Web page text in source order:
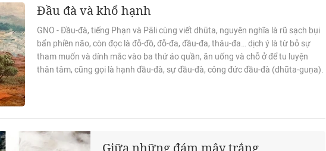
Đầu đà và khổ hạnh
GNO - Đầu-đà, tiếng Phạn và Pāli cùng viết dhūta, nguyên nghĩa là rũ sạch bụi
bẩn phiền não, còn đọc là đỗ-đồ, đỗ-đa, đầu-đa, thâu-đa… dịch ý là từ bỏ sự
tham muốn và dính mắc vào ba thứ áo quần, ăn uống và chỗ ở để tu luyện
thân tâm, cũng gọi là hạnh đầu-đà, sự đầu-đà, công đức đầu-đà (dhūta-guṇa).
Giữa những đám mây trắng